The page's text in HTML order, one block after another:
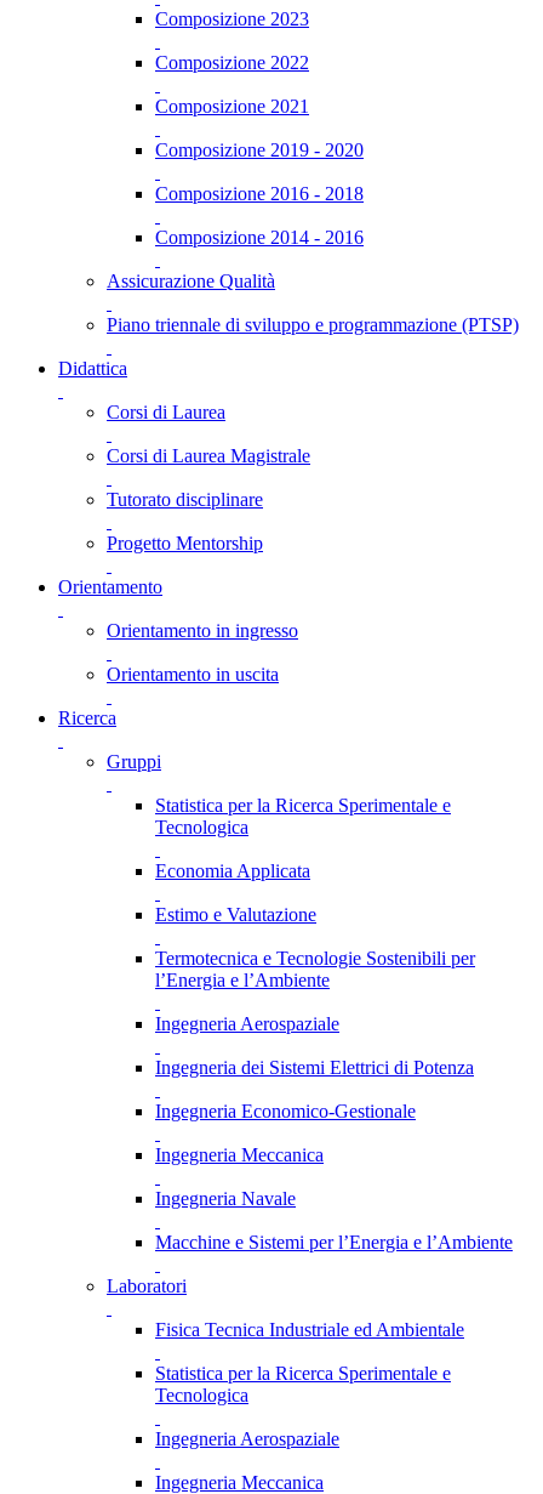
Composizione 2023
Composizione 2022
Composizione 2021
Composizione 2019 - 2020
Composizione 2016 - 2018
Composizione 2014 - 2016
Assicurazione Qualità
Piano triennale di sviluppo e programmazione (PTSP)
Didattica
Corsi di Laurea
Corsi di Laurea Magistrale
Tutorato disciplinare
Progetto Mentorship
Orientamento
Orientamento in ingresso
Orientamento in uscita
Ricerca
Gruppi
Statistica per la Ricerca Sperimentale e
Tecnologica
Economia Applicata
Estimo e Valutazione
Termotecnica e Tecnologie Sostenibili per
l’Energia e l’Ambiente
Ingegneria Aerospaziale
Ingegneria dei Sistemi Elettrici di Potenza
Ingegneria Economico-Gestionale
Ingegneria Meccanica
Ingegneria Navale
Macchine e Sistemi per l’Energia e l’Ambiente
Laboratori
Fisica Tecnica Industriale ed Ambientale
Statistica per la Ricerca Sperimentale e
Tecnologica
Ingegneria Aerospaziale
Ingegneria Meccanica